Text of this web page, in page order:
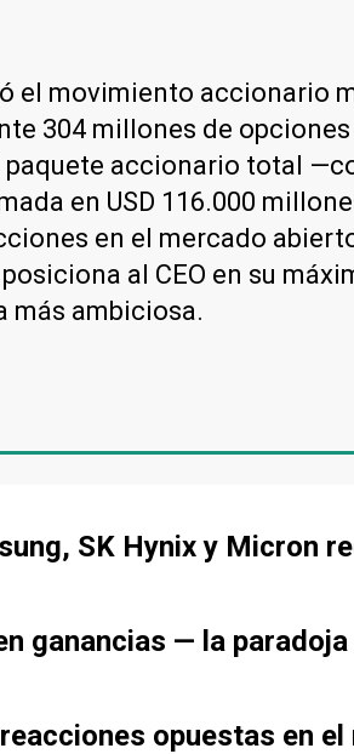
el movimiento
304 millones de
accionario total
en USD 116.000
en el mercado
al CEO en su
más ambiciosa.
SK Hynix y Micron
ganancias — la
opuestas en el